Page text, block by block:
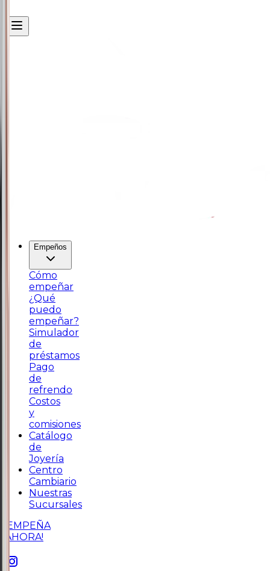
Empeños
Cómo
empeñar
¿Qué
puedo
empeñar?
Simulador
de
préstamos
Pago
de
refrendo
Costos
y
comisiones
Catálogo
de
Joyería
Centro
Cambiario
Nuestras
Sucursales
¡EMPEÑA
AHORA!